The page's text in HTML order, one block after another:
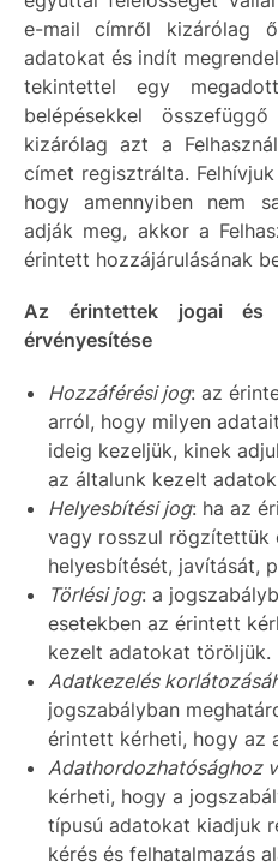
e-mail címről kizárólag
adatokat és indít
tekintettel egy
belépésekkel
kizárólag azt a
címet regisztrálta.
hogy amennyiben nem
adják meg, akkor a
érintett hozzájárulásának
Az érintettek jogai és
érvényesítése
Hozzáférési jog: az
arról, hogy milyen
ideig kezeljük, kinek
az általunk kezelt
Helyesbítési jog: ha az
vagy rosszul rögzítettük
helyesbítését, javítását,
Törlési jog: a
esetekben az érintett
kezelt adatokat töröljük.
Adatkezelés
jogszabályban
érintett kérheti, hogy az
Adathordozhatósághoz
kérheti, hogy a
típusú adatokat kiadjuk
kérés és felhatalmazás